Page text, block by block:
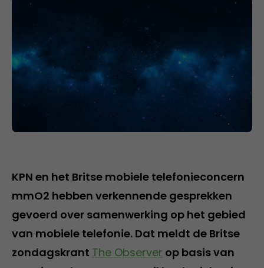
KPN en het Britse mobiele telefonieconcern
mmO2 hebben verkennende gesprekken
gevoerd over samenwerking op het gebied
van mobiele telefonie. Dat meldt de Britse
zondagskrant The Observer op basis van